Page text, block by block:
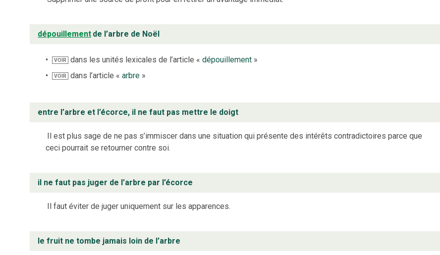
dépouillement de l’arbre de Noël
VOIR dans les unités lexicales de l’article «dépouillement »
VOIR dans l’article «arbre »
entre l’arbre et l’écorce, il ne faut pas mettre le doigt
Il est plus sage de ne pas s’immiscer dans une situation qui présente des intérêts contradictoires parce que
ceci pourrait se retourner contre soi.
il ne faut pas juger de l’arbre par l’écorce
Il faut éviter de juger uniquement sur les apparences.
le fruit ne tombe jamais loin de l’arbre